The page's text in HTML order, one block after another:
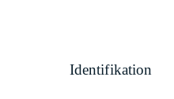
Identifikation